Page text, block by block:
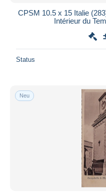
CPSM 10.5 x 15 Italie
Intérieur du
Status
Neu